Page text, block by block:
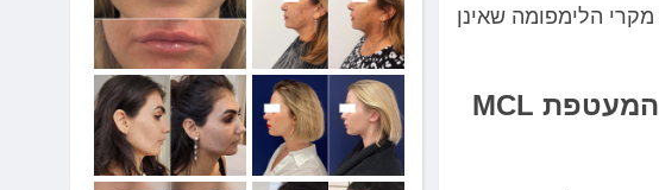
ל-7 אחוזים מסך כל מקרי הלימפומה שאינן
באילו גילאים מחלת לימפומה של תאי המעטפת MCL